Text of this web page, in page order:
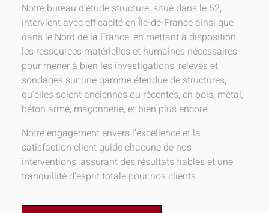
Notre bureau d’étude structure, situé dans le 62,
intervient avec efficacité en Île-de-France ainsi que
dans le Nord de la France, en mettant à disposition
les ressources matérielles et humaines nécessaires
pour mener à bien les investigations, relevés et
sondages sur une gamme étendue de structures,
qu’elles soient anciennes ou récentes, en bois, métal,
béton armé, maçonnerie, et bien plus encore.
Notre engagement envers l’excellence et la
satisfaction client guide chacune de nos
interventions, assurant des résultats fiables et une
tranquillité d’esprit totale pour nos clients.